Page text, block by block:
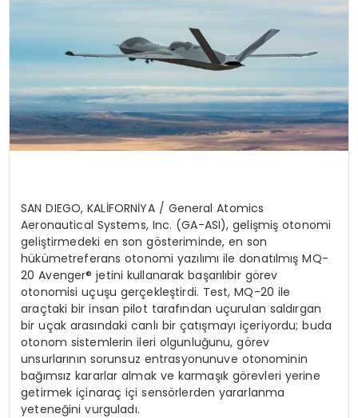
SAN DIEGO, KALİFORNİYA / General Atomics
Aeronautical Systems, Inc. (GA-ASI),gelişmiş otonomi
geliştirmedeki en son gösteriminde,en son
hükümetreferans otonomi yazılımı ile donatılmış MQ-
20 Avenger®jetini kullanarak başarılıbirgörev
otonomisi uçuşu gerçekleştirdi. Test, MQ-20 ile
araçtaki bir insan pilot tarafından uçurulan saldırgan
bir uçak arasındaki canlı bir çatışmayı içeriyordu;buda
otonom sistemlerin ileri olgunluğunu, görev
unsurlarının sorunsuz entrasyonunuve otonominin
bağımsız kararlar almak ve karmaşıkgörevleri yerine
getirmek içinaraç içi sensörlerden yararlanma
yeteneğini vurguladı.